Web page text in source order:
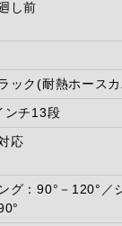
し前
ック(耐熱ホース
ンチ13段
応
グ：90°－120°／